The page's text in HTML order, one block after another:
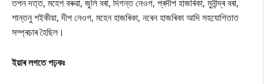
তপন দত্ত, মহেশ বৰুৱা, জুলি বৰা, দিগন্ত নেওগ, প্ৰদীপ হাজৰিকা, মুনীন্দ্ৰ বৰা,
শান্তনু শইকীয়া, দীপ নেওগ, মহেন হাজৰিকা, নৰেন হাজৰিকা আদি সহযোগিতাত
সম্প্ৰচাৰ হৈছিল।
ইয়াৰ লগতে পঢ়কঃ